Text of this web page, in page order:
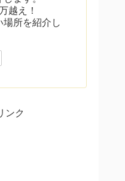
越え！
場所を紹介し
ンク